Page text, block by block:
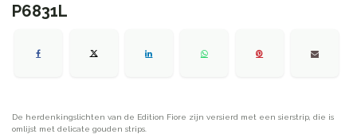
P6831L
De herdenkingslichten van de Edition Fiore zijn versierd met een sierstrip, die is
omlijst met delicate gouden strips.